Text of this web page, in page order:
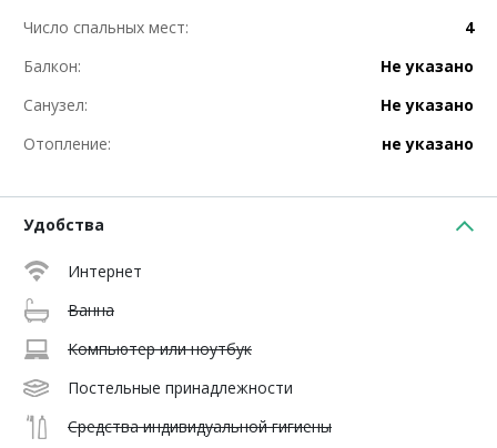
Число спальных мест:
4
Балкон:
Не указано
Санузел:
Не указано
Отопление:
не указано
Удобства
Интернет
Ванна
Компьютер или ноутбук
Постельные принадлежности
Средства индивидуальной гигиены